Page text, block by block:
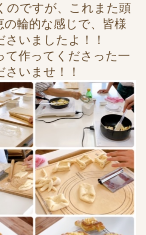
のですが、これまた頭
の輪的な感じで、皆様
さいましたよ ！！
て作ってくださった一
いませ！！